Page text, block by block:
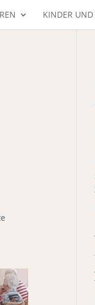
KINDER UND